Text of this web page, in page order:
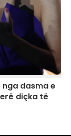
dasma e
diçka të